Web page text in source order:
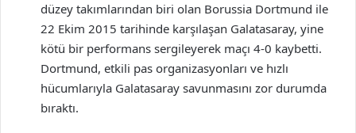
düzey takımlarından biri olan Borussia Dortmund ile
22 Ekim 2015 tarihinde karşılaşan Galatasaray, yine
kötü bir performans sergileyerek maçı 4-0 kaybetti.
Dortmund, etkili pas organizasyonları ve hızlı
hücumlarıyla Galatasaray savunmasını zor durumda
bıraktı.